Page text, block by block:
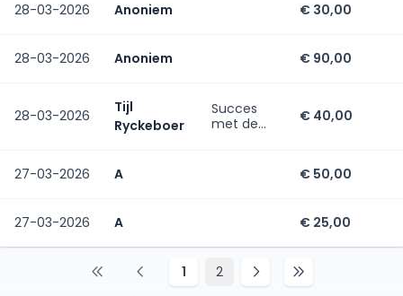
28-03-2026 Anoniem € 30,00
28-03-2026 Anoniem € 90,00
28-03-2026
Tijl
Ryckeboer
Succes
met de
€ 40,00
27-03-2026 A € 50,00
27-03-2026 A € 25,00
1
2